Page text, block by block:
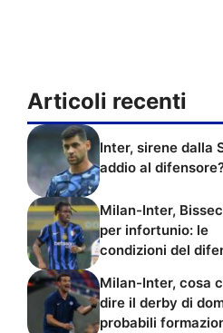
Articoli recenti
Inter, sirene dalla
addio al
Milan-Inter,
per infortunio: le
condizioni del
Milan-Inter, cosa
dire il derby di
probabili